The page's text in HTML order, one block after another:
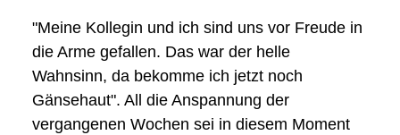
"Meine Kollegin und ich sind uns vor Freude in
die Arme gefallen. Das war der helle
Wahnsinn, da bekomme ich jetzt noch
Gänsehaut". All die Anspannung der
vergangenen Wochen sei in diesem Moment